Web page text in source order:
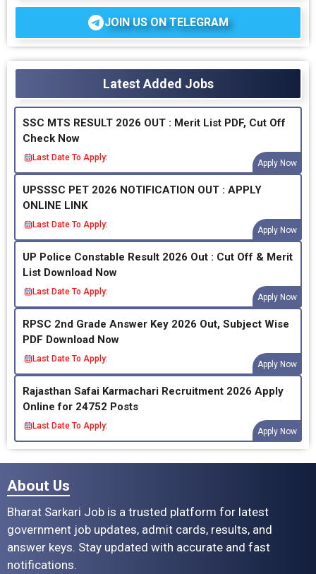
JOIN US ON TELEGRAM
Latest Added Jobs
SSC MTS RESULT 2026 OUT : Merit List PDF, Cut Off
Check Now
Last Date To Apply:
Apply Now
UPSSSC PET 2026 NOTIFICATION OUT : APPLY
ONLINE LINK
Last Date To Apply:
Apply Now
UP Police Constable Result 2026 Out : Cut Off & Merit
List Download Now
Last Date To Apply:
Apply Now
RPSC 2nd Grade Answer Key 2026 Out, Subject Wise
PDF Download Now
Last Date To Apply:
Apply Now
Rajasthan Safai Karmachari Recruitment 2026 Apply
Online for 24752 Posts
Last Date To Apply:
Apply Now
About Us
Bharat Sarkari Job is a trusted platform for latest
government job updates, admit cards, results, and
answer keys. Stay updated with accurate and fast
notifications.